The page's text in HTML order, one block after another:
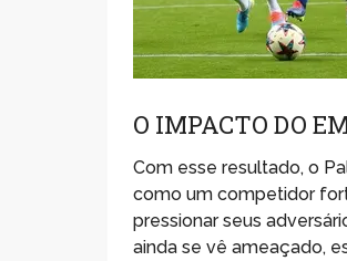
O IMPACTO DO
Com esse resultado, o
como um competidor
pressionar seus
ainda se vê ameaçado,